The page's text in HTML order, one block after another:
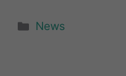
Categorie
News